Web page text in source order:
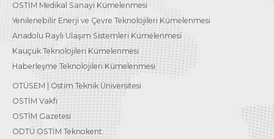
OSTİM Medikal Sanayi Kümelenmesi
Yenilenebilir Enerji ve Çevre Teknolojileri Kümelenmesi
Anadolu Raylı Ulaşım Sistemleri Kümelenmesi
Kauçuk Teknolojileri Kümelenmesi
Haberleşme Teknolojileri Kümelenmesi
OTÜSEM | Ostim Teknik Üniversitesi
OSTİM Vakfı
OSTİM Gazetesi
ODTÜ OSTİM Teknokent